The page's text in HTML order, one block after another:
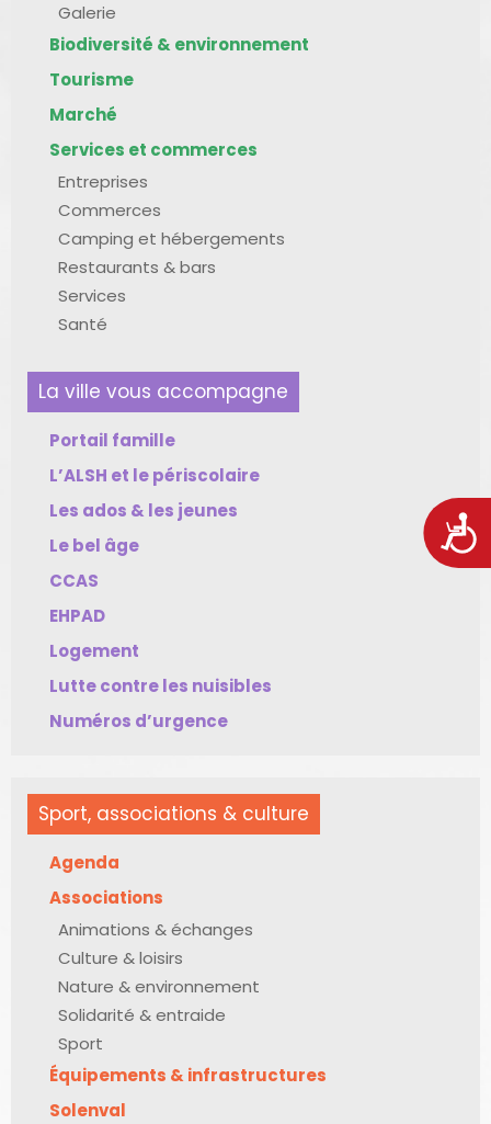
Galerie
Biodiversité & environnement
Tourisme
Marché
Services et commerces
Entreprises
Commerces
Camping et hébergements
Restaurants & bars
Services
Santé
La ville vous accompagne
Portail famille
L’ALSH et le périscolaire
Les ados & les jeunes
Le bel âge
CCAS
EHPAD
Logement
Lutte contre les nuisibles
Numéros d’urgence
Sport, associations & culture
Agenda
Associations
Animations & échanges
Culture & loisirs
Nature & environnement
Solidarité & entraide
Sport
Équipements & infrastructures
Solenval